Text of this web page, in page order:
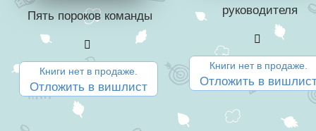
Пять пороков команды
Книги нет в продаже.
Отложить в вишлист
руководителя
Книги нет в продаже.
Отложить в